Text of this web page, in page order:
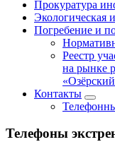
Прокуратура
Экологическая
Погребение и
Реестр
на рынке
Контакты
Телефоны